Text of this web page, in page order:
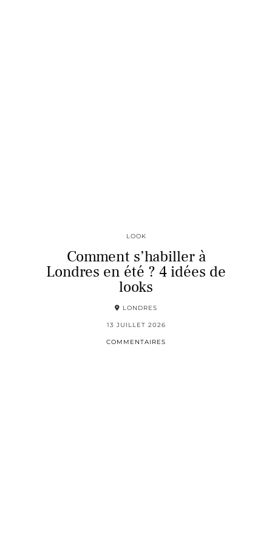
LOOK
Comment s’habiller à
Londres en été ? 4 idées de
looks
LONDRES
13 JUILLET 2026
COMMENTAIRES